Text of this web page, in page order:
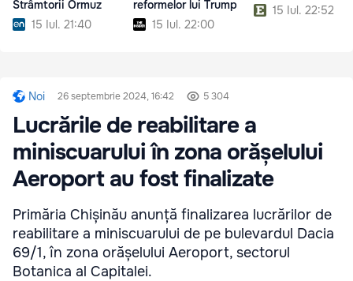
Strâmtorii Ormuz
15 Iul. 21:40
reformelor lui Trump
15 Iul. 22:00
15 Iul. 22:52
Noi 26 septembrie 2024, 16:42 5 304
Lucrările de reabilitare a
miniscuarului în zona orășelului
Aeroport au fost finalizate
Primăria Chișinău anunță finalizarea lucrărilor de
reabilitare a miniscuarului de pe bulevardul Dacia
69/1, în zona orășelului Aeroport, sectorul
Botanica al Capitalei.